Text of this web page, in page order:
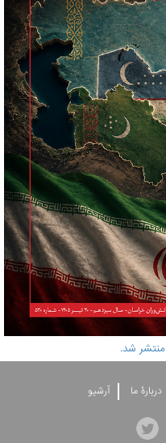
دربارۀ ما آرشيو